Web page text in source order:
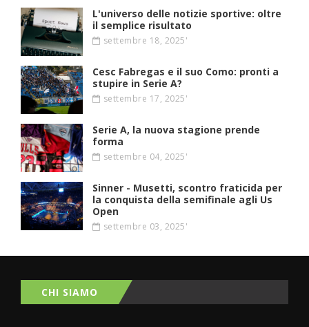
L'universo delle notizie sportive: oltre
il semplice risultato
settembre 18, 2025'
Cesc Fabregas e il suo Como: pronti a
stupire in Serie A?
settembre 17, 2025'
Serie A, la nuova stagione prende
forma
settembre 04, 2025'
Sinner - Musetti, scontro fraticida per
la conquista della semifinale agli Us
Open
settembre 03, 2025'
CHI SIAMO